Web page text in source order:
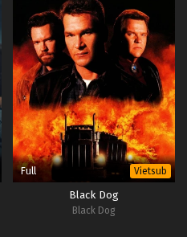
Full Vietsub
Black Dog
Black Dog